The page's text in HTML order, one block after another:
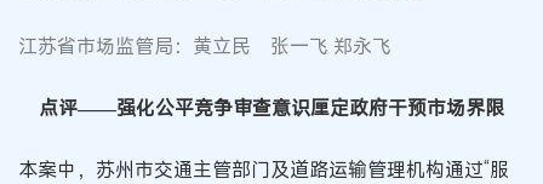
江苏省市场监管局：黄立民 张一飞 郑永飞
点评——强化公平竞争审查意识厘定政府干预市场界限
本案中，苏州市交通主管部门及道路运输管理机构通过“服